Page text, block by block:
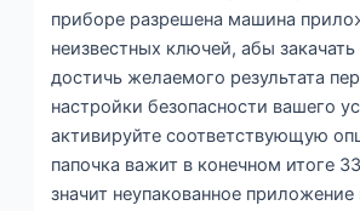
приборе разрешена машина
неизвестных ключей, абы
достичь желаемого результата
настройки безопасности вашего
активируйте соответствующую
папочка важит в конечном итоге
значит неупакованное приложение